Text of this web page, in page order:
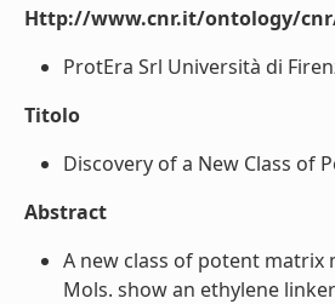
Http://www.cnr.it/ontology/
ProtEra Srl Università di
Titolo
Discovery of a New Class of
Abstract
A new class of potent
Mols. show an ethylene